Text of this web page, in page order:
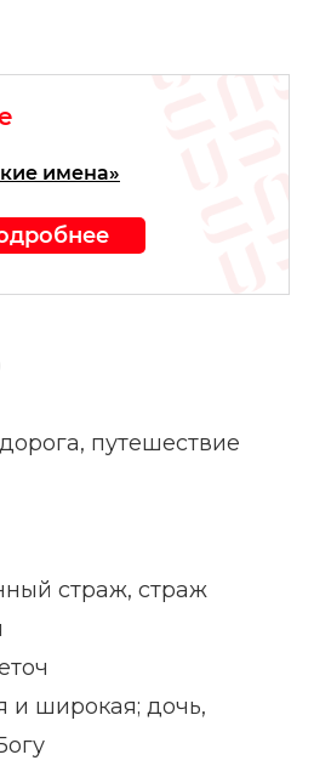
имена»
путешествие
страж, страж
и широкая; дочь,